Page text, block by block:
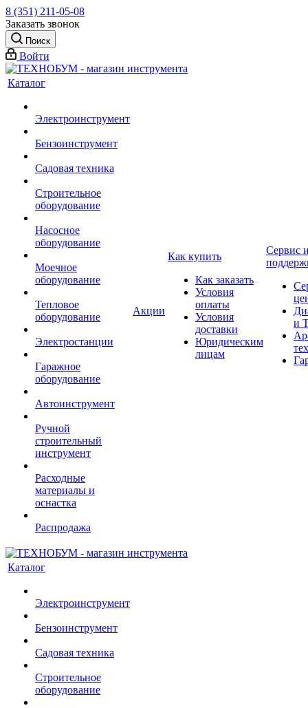
8 (351) 211-05-08
Заказать звонок
Поиск
Войти
Каталог
Электроинструмент
Бензоинструмент
Садовая техника
Строительное
оборудование
Насосное
оборудование
Моечное
оборудование
Тепловое
оборудование
Электростанции
Гаражное
оборудование
Автоинструмент
Ручной
строительный
инструмент
Расходные
материалы и
оснастка
Распродажа
Акции
Как купить
Как заказать
Условия
оплаты
Условия
доставки
Юридическим
лицам
Сервис
и
Каталог
Электроинструмент
Бензоинструмент
Садовая техника
Строительное
оборудование